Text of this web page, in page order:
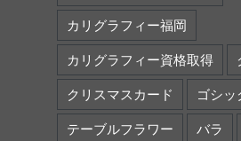
カリグラフィー福岡
カリグラフィー資格取得
クリスマスカード ゴシッ
テーブルフラワー バラ